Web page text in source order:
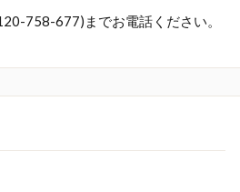
758-677)までお電話ください。